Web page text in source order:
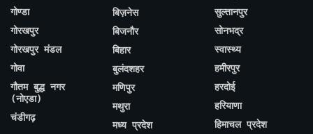
गोण्डा
गोरखपुर
गोरखपुर मंडल
गोवा
गौतम बुद्ध नगर
(नोएडा)
चंडीगढ़
बिज़नेस
बिजनौर
बिहार
बुलंदशहर
मणिपुर
मथुरा
मध्य प्रदेश
सुल्तानपुर
सोनभद्र
स्वास्थ्य
हमीरपुर
हरदोई
हरियाणा
हिमाचल प्रदेश